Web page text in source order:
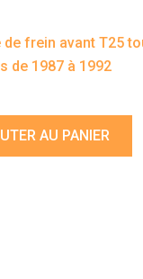
de frein avant T25
de 1987 à 1992
AU PANIER